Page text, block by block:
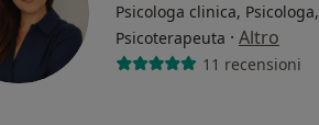
Psicologa clinica, Psicologa,
Psicoterapeuta · Altro
11 recensioni